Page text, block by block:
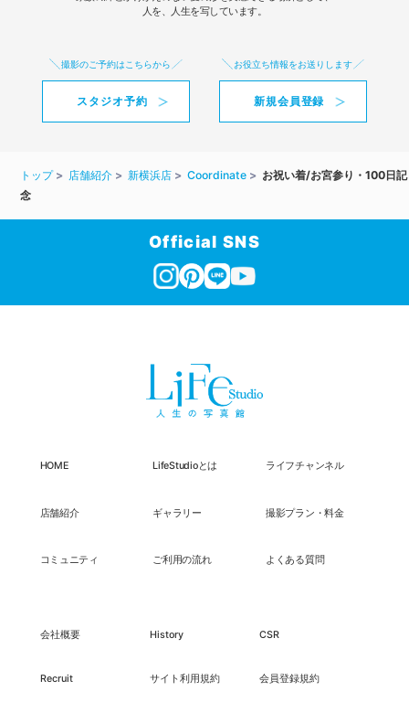
人を、人生を写しています。
撮影のご予約はこちらから
スタジオ予約
お役立ち情報をお送りします
新規会員登録
トップ 店舗紹介 新横浜店 Coordinate
お祝い着/お宮参り・100日記
念
Official SNS
HOME LifeStudioとは ライフチャンネル
店舗紹介 ギャラリー 撮影プラン・料金
コミュニティ ご利用の流れ よくある質問
会社概要 History CSR
Recruit サイト利用規約 会員登録規約